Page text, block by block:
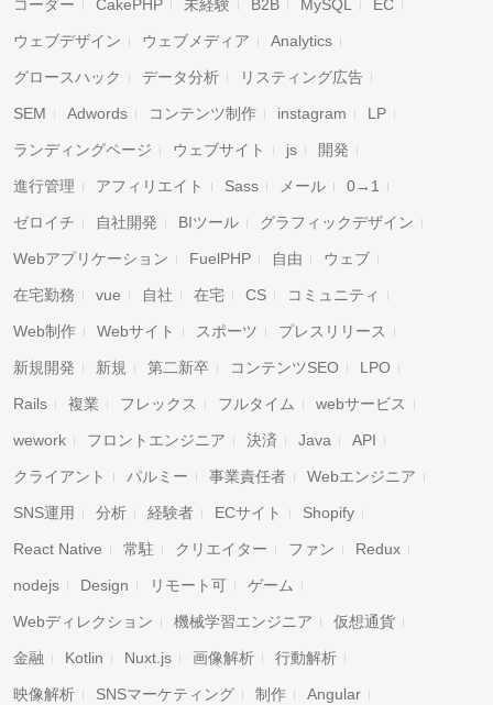
コーダー CakePHP 未経験 B2B MySQL EC
ウェブデザイン ウェブメディア Analytics
グロースハック データ分析 リスティング広告
SEM Adwords コンテンツ制作 instagram LP
ランディングページ ウェブサイト js 開発
進行管理 アフィリエイト Sass メール 0→1
ゼロイチ 自社開発 BIツール グラフィックデザイン
Webアプリケーション FuelPHP 自由 ウェブ
在宅勤務 vue 自社 在宅 CS コミュニティ
Web制作 Webサイト スポーツ プレスリリース
新規開発 新規 第二新卒 コンテンツSEO LPO
Rails 複業 フレックス フルタイム webサービス
wework フロントエンジニア 決済 Java API
クライアント パルミー 事業責任者 Webエンジニア
SNS運用 分析 経験者 ECサイト Shopify
React Native 常駐 クリエイター ファン Redux
nodejs Design リモート可 ゲーム
Webディレクション 機械学習エンジニア 仮想通貨
金融 Kotlin Nuxt.js 画像解析 行動解析
映像解析 SNSマーケティング 制作 Angular